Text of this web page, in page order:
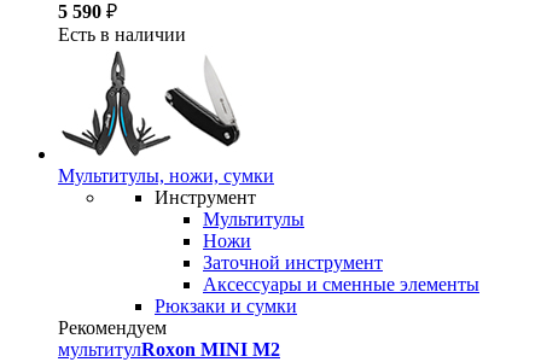
5 590 ₽
Есть в наличии
Мультитулы, ножи, сумки
Инструмент
Мультитулы
Ножи
Заточной инструмент
Аксессуары и сменные элементы
Рюкзаки и сумки
Рекомендуем
мультитулRoxon MINI M2